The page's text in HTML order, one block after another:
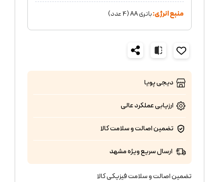
منبع انرژی:باتری AA (4 عدد)
دیجی پویا
ارزیابی عملکردعالی
تضمین اصالت و سلامت کالا
ارسال سریع ویژه مشهد
تضمین اصالت و سلامت فیزیکی کالا